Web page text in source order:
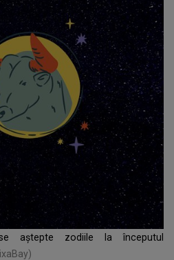
aștepte zodiile la începutul